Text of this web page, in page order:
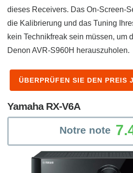
dieses Receivers. Das On-Screen-
die Kalibrierung und das Tuning
kein Technikfreak sein müssen, um
Denon AVR-S960H herauszuholen.
ÜBERPRÜFEN SIE DEN PREIS
Yamaha RX-V6A
Notre note